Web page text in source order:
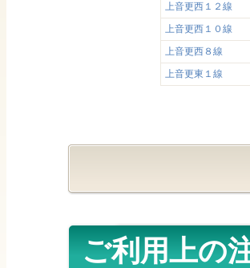
上音更西１２線
上音更西１０線
上音更西８線
上音更東１線
ご利用上の